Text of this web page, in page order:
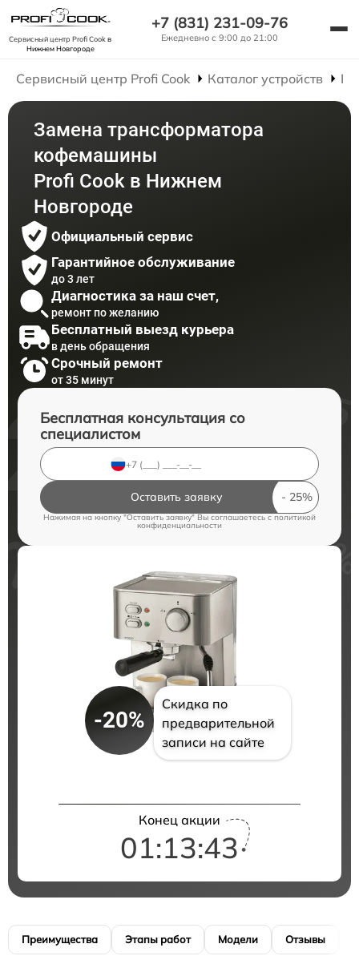
Сервисный центр Profi Cookв
Нижнем Новгороде
+7 (831) 231-09-76
Ежедневно с 9:00 до 21:00
Сервисный центр Profi Cook Каталог устройств
Замена трансформатора
кофемашины
Profi Cook в Нижнем
Новгороде
Официальный сервис
Гарантийное обслуживание
до 3 лет
Диагностика за наш счет,
ремонт по желанию
Бесплатный выезд курьера
в день обращения
Срочный ремонт
от 35 минут
Бесплатная консультация со
специалистом
Оставить заявку
Нажимая на кнопку "Оставить заявку" Вы соглашаетесь c политикой
конфиденциальности
-20%
Скидка по
предварительной
записи на сайте
Конец акции
01:13:43
Преимущества Этапы работ Модели Отзывы